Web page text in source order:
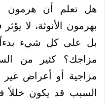
هل تعلم أن هرمون
بهرمون الأنوثة، لا
بل على كل شيء
مزاجك؟ كثير من
مزاجية أو أعراض
السبب قد يكون خللاً